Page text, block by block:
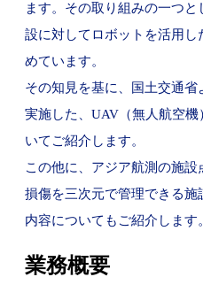
ます。その取り組みの一つ
設に対してロボットを活用
めています。
その知見を基に、国土交通
実施した、UAV（無人航空
いてご紹介します。
この他に、アジア航測の施設
損傷を三次元で管理できる
内容についてもご紹介します。
業務概要